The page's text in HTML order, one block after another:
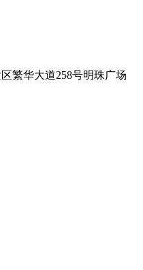
繁华大道258号明珠广场